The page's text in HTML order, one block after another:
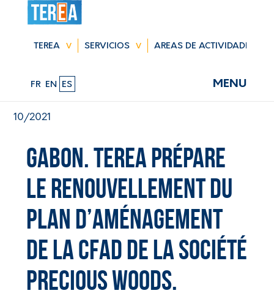
navegación
TEREA SERVICIOS AREAS DE ACTIVIDADES
FR EN ES MENU
10/2021
Gabon. TEREA prépare
le renouvellement du
Plan d’Aménagement
de la CFAD de la Société
Precious Woods.